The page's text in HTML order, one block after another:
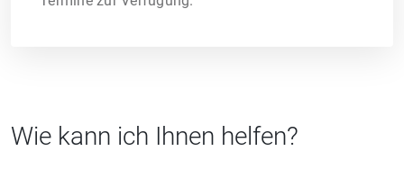
Wie kann ich Ihnen helfen?